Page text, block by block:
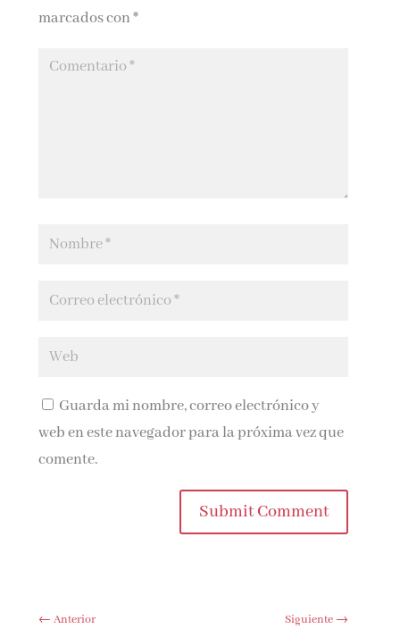
marcados con*
Guarda mi nombre, correo electrónico y
web en este navegador para la próxima vez que
comente.
Submit Comment
←Anterior Siguiente→